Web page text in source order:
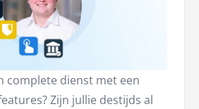
complete dienst met een
Zijn jullie destijds al